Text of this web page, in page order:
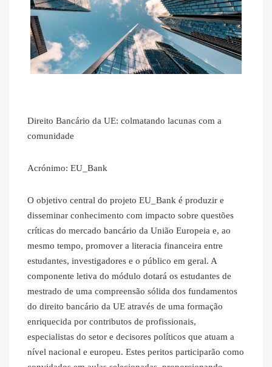
Direito Bancário da UE: colmatando lacunas com a
comunidade
Acrónimo: EU_Bank
O objetivo central do projeto EU_Bank é produzir e
disseminar conhecimento com impacto sobre questões
críticas do mercado bancário da União Europeia e, ao
mesmo tempo, promover a literacia financeira entre
estudantes, investigadores e o público em geral. A
componente letiva do módulo dotará os estudantes de
mestrado de uma compreensão sólida dos fundamentos
do direito bancário da UE através de uma formação
enriquecida por contributos de profissionais,
especialistas do setor e decisores políticos que atuam a
nível nacional e europeu. Estes peritos participarão como